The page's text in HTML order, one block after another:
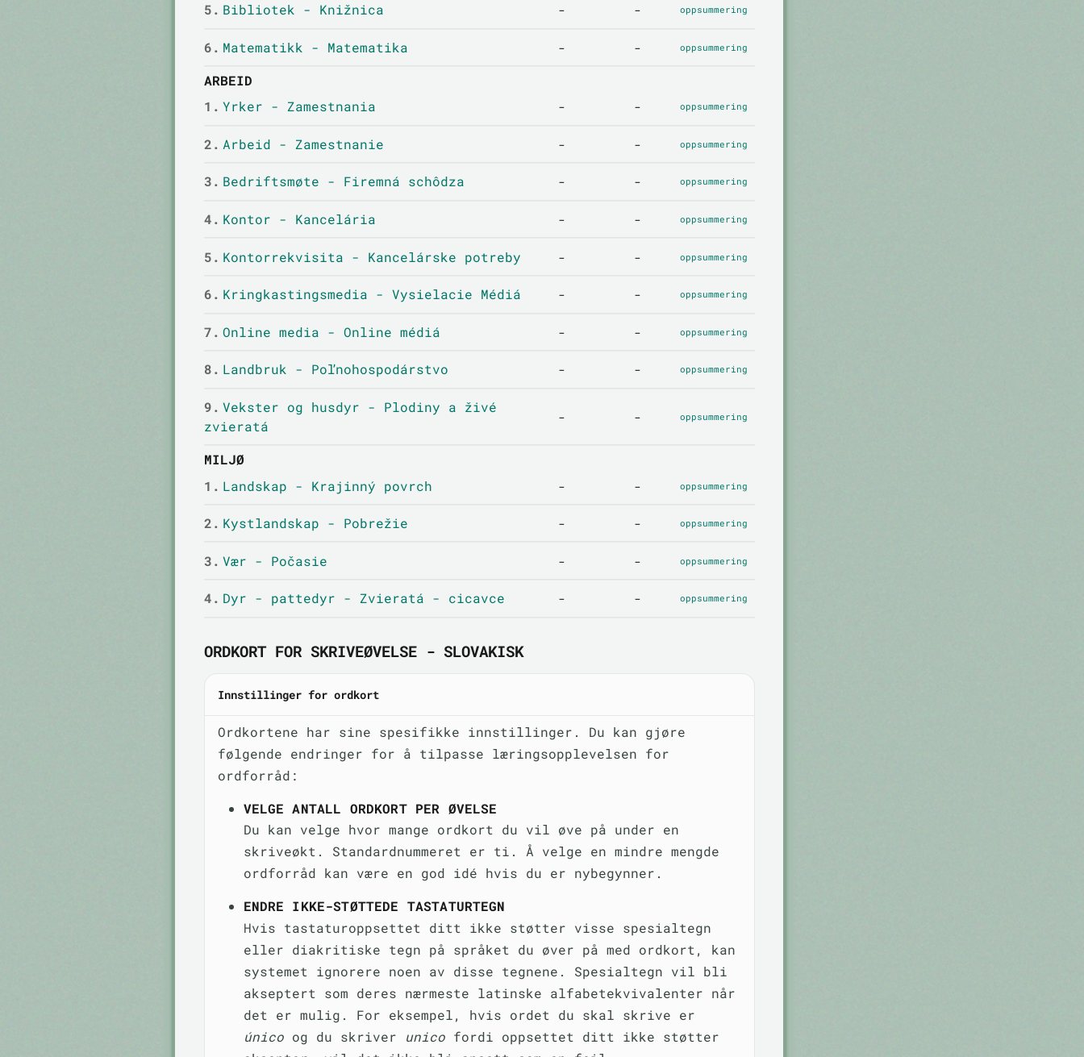
5. Bibliotek - Knižnica - - oppsummering
6. Matematikk - Matematika - - oppsummering
ARBEID
1. Yrker - Zamestnania - - oppsummering
2. Arbeid - Zamestnanie - - oppsummering
3. Bedriftsmøte - Firemná schôdza - - oppsummering
4. Kontor - Kancelária - - oppsummering
5. Kontorrekvisita - Kancelárske potreby - - oppsummering
6. Kringkastingsmedia - Vysielacie Médiá - - oppsummering
7. Online media - Online médiá - - oppsummering
8. Landbruk - Poľnohospodárstvo - - oppsummering
9. Vekster og husdyr - Plodiny a živé
zvieratá
- - oppsummering
MILJØ
1. Landskap - Krajinný povrch - - oppsummering
2. Kystlandskap - Pobrežie - - oppsummering
3. Vær - Počasie - - oppsummering
4. Dyr - pattedyr - Zvieratá - cicavce - - oppsummering
ORDKORT FOR SKRIVEØVELSE - SLOVAKISK
Innstillinger for ordkort
Ordkortene har sine spesifikke innstillinger. Du kan gjøre
følgende endringer for å tilpasse læringsopplevelsen for
ordforråd:
VELGE ANTALL ORDKORT PER ØVELSE
Du kan velge hvor mange ordkort du vil øve på under en
skriveøkt. Standardnummeret er ti. Å velge en mindre mengde
ordforråd kan være en god idé hvis du er nybegynner.
ENDRE IKKE-STØTTEDE TASTATURTEGN
Hvis tastaturoppsettet ditt ikke støtter visse spesialtegn
eller diakritiske tegn på språket du øver på med ordkort, kan
systemet ignorere noen av disse tegnene. Spesialtegn vil bli
akseptert som deres nærmeste latinske alfabetekvivalenter når
det er mulig. For eksempel, hvis ordet du skal skrive er
únicoog du skriver unicofordi oppsettet ditt ikke støtter